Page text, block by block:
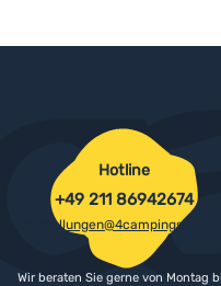
Hotline
+49 211 86942674
bestellungen@4campingshop.de
Wir beraten Sie gerne von Montag